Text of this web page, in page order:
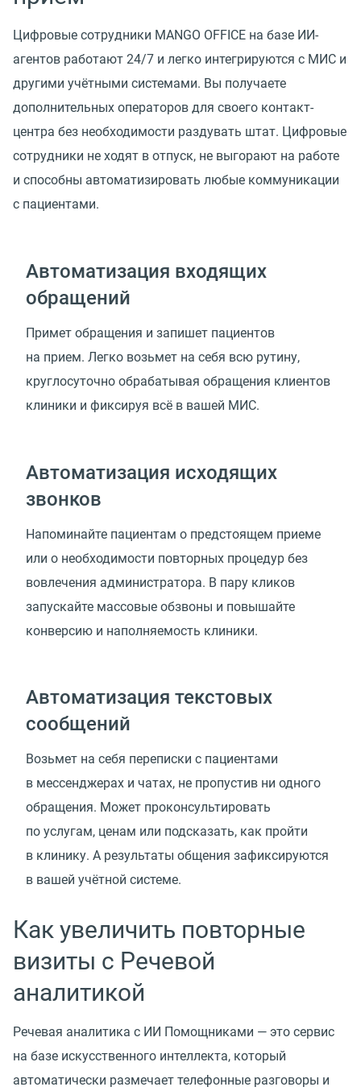
Цифровые сотрудники MANGO OFFICE на базе ИИ-
агентов работают 24/7 и легко интегрируются с МИС и
другими учётными системами. Вы получаете
дополнительных операторов для своего контакт-
центра без необходимости раздувать штат. Цифровые
сотрудники не ходят в отпуск, не выгорают на работе
и способны автоматизировать любые коммуникации
с пациентами.
Автоматизация входящих
обращений
Примет обращения и запишет пациентов
на прием. Легко возьмет на себя всю рутину,
круглосуточно обрабатывая обращения клиентов
клиники и фиксируя всё в вашей МИС.
Автоматизация исходящих
звонков
Напоминайте пациентам о предстоящем приеме
или о необходимости повторных процедур без
вовлечения администратора. В пару кликов
запускайте массовые обзвоны и повышайте
конверсию и наполняемость клиники.
Автоматизация текстовых
сообщений
Возьмет на себя переписки с пациентами
в мессенджерах и чатах, не пропустив ни одного
обращения. Может проконсультировать
по услугам, ценам или подсказать, как пройти
в клинику. А результаты общения зафиксируются
в вашей учётной системе.
Как увеличить повторные
визиты с Речевой
аналитикой
Речевая аналитика с ИИ Помощниками — это сервис
на базе искусственного интеллекта, который
автоматически размечает телефонные разговоры и